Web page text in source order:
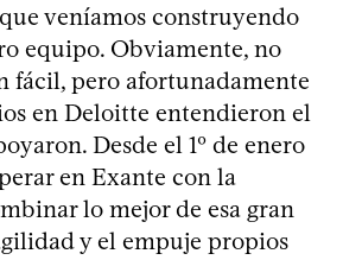
veníamos construyendo
equipo. Obviamente, no
fácil, pero afortunadamente
en Deloitte entendieron el
Desde el 1º de enero
en Exante con la
lo mejor de esa gran
y el empuje propios